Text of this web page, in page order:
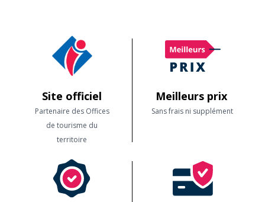
Site officiel
Partenaire des Offices
de tourisme du
territoire
Meilleurs prix
Sans frais ni supplément